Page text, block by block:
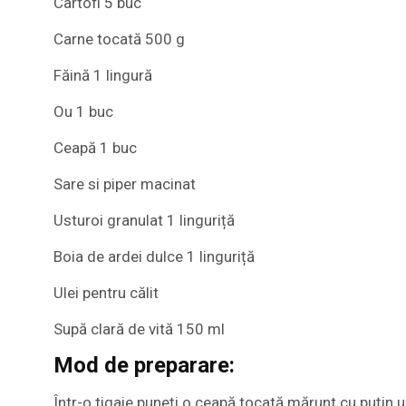
Carne tocată 500 g
Făină 1 lingură
Ou 1 buc
Ceapă 1 buc
Sare si piper macinat
Usturoi granulat 1 linguriță
Boia de ardei dulce 1 linguriță
Ulei pentru călit
Supă clară de vită 150 ml
Mod de preparare:
Într-o tigaie puneți o ceapă tocată mărunt cu puțin